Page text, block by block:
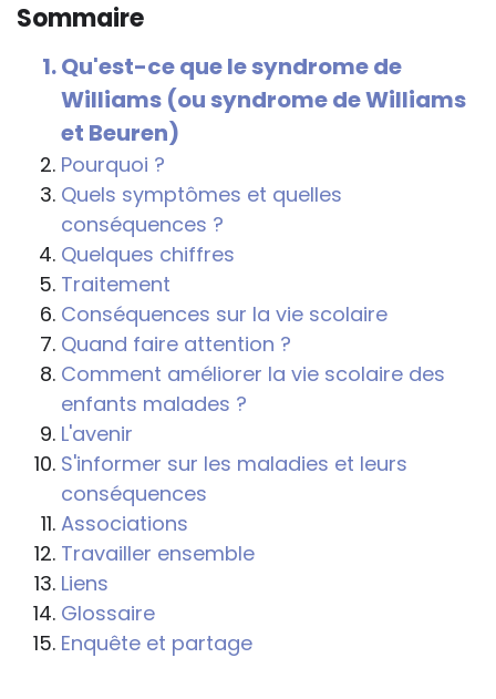
conséquences de la maladie ou du
handicap sur les apprentissages, cela ne
passe pas forcément pas l’exposé du
diagnostic en tant que tel.
Cette information doit être adaptée par
chacun, dans le respect de l’individu en
particulier, enfant et adulte, et prendre en
compte la variabilité d’une même
maladie ou handicap selon chaque
enfant.
La consultation d’informations sur un site
web n’exonère personne de ses
responsabilités professionnelles, civiles
et pénales. Les personnes qui
s'inspireront des éléments publiés sur le
site « Tous à l'école » dans leur action
professionnelle le feront sous leur seule
responsabilité, car ils disposent de tous
les paramètres spécifiques d’une
situation particulière pour prendre leurs
décisions, ce qui ne peut être le cas des
Sommaire
Qu'est-ce que le syndrome de
Williams (ou syndrome de Williams
et Beuren)
Pourquoi ?
Quels symptômes et quelles
conséquences ?
Quelques chiffres
Traitement
Conséquences sur la vie scolaire
Quand faire attention ?
Comment améliorer la vie scolaire des
enfants malades ?
L'avenir
S'informer sur les maladies et leurs
conséquences
Associations
Travailler ensemble
Liens
Glossaire
Enquête et partage